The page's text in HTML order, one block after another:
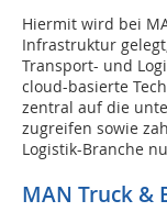
Hiermit wird bei
Infrastruktur
Transport- und
cloud-basierte
zentral auf die
zugreifen sowie
Logistik-Branche
MAN Truck &